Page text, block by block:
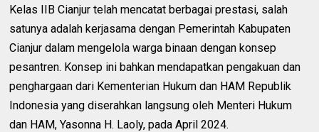
Kelas IIB Cianjur telah mencatat berbagai prestasi, salah
satunya adalah kerjasama dengan Pemerintah Kabupaten
Cianjur dalam mengelola warga binaan dengan konsep
pesantren. Konsep ini bahkan mendapatkan pengakuan dan
penghargaan dari Kementerian Hukum dan HAM Republik
Indonesia yang diserahkan langsung oleh Menteri Hukum
dan HAM, Yasonna H. Laoly, pada April 2024.